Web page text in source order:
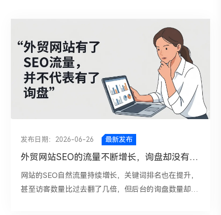
发布日期：2026-06-26 最新发布
外贸网站SEO的流量不断增长，询盘却没有什么变化？
网站的SEO自然流量持续增长，关键词排名也在提升，
甚至访客数量比过去翻了几倍，但后台的询盘数量却没